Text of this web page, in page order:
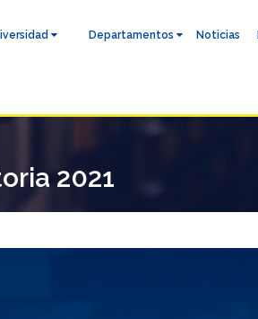
Departamentos Noticias
2021